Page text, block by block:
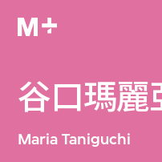
谷口瑪麗
Maria Taniguchi